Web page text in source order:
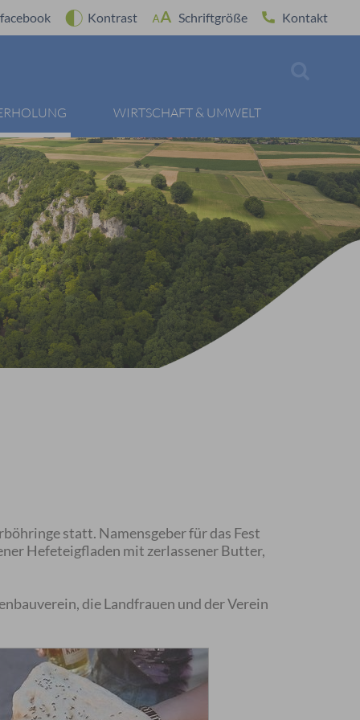
facebook Kontrast Schriftgröße Kontakt
WIRTSCHAFT & UMWELT
statt. Namensgeber für das Fest
Hefeteigfladen mit zerlassener Butter,
die Landfrauen und der Verein